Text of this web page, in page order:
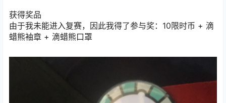
获得奖品
由于我未能进入复赛，因此我得了参与奖：10限时币 + 滴
蜡熊袖章 + 滴蜡熊口罩